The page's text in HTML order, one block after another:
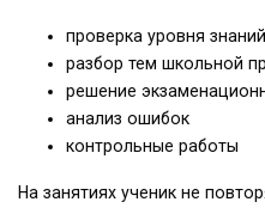
проверка уровня
разбор тем школьной
решение
анализ ошибок
контрольные работы
На занятиях ученик не